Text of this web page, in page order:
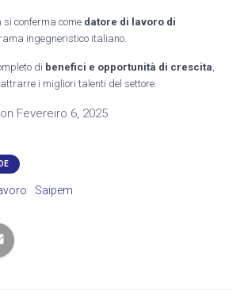
si conferma come datore di lavoro di
ingegneristico italiano.
di benefici e opportunità di crescita
i migliori talenti del settore.
on Fevereiro 6, 2025
Saipem